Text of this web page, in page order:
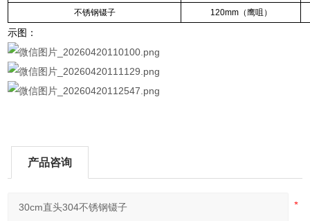
不锈钢镊子 120mm（鹰咀）
示图：
产品咨询